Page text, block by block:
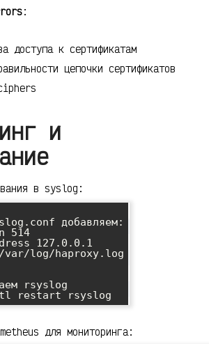
:
доступа к сертификатам
цепочки сертификатов
и
в syslog:
добавляем:
514
127.0.0.1
log/haproxy.log
rsyslog
для мониторинга: